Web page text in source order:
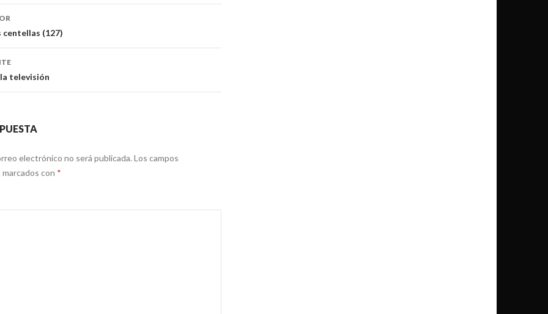
centellas (127)
televisión
electrónico no será publicada. Los campos
con *